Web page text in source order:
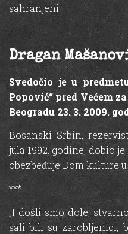
sahranjeni.
Dragan
Svedočio je u
Popović“ pred Većem
Beogradu 23. 3. 2009.
Bosanski Srbin,
jula 1992. godine, dobio
obezbeđuje Dom kulture
***
„I došli smo dole,
sali bili su zarobljenici,